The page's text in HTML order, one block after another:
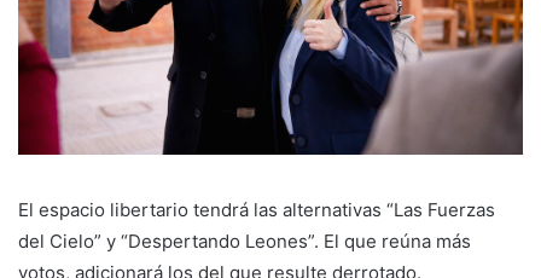
El espacio libertario tendrá las alternativas “Las Fuerzas
del Cielo” y “Despertando Leones”. El que reúna más
votos, adicionará los del que resulte derrotado.